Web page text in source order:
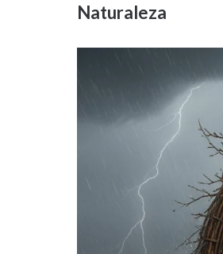
Naturaleza